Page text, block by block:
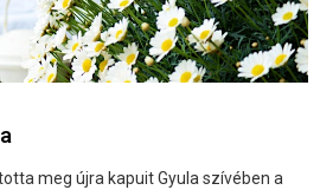
meg újra kapuit Gyula szívében a